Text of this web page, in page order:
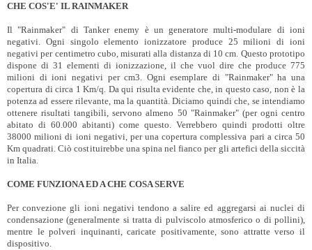
CHE COS'E' IL RAINMAKER
Il "Rainmaker" di Tanker enemy è un generatore multi-modulare di ioni
negativi. Ogni singolo elemento ionizzatore produce 25 milioni di ioni
negativi per centimetro cubo, misurati alla distanza di 10 cm. Questo prototipo
dispone di 31 elementi di ionizzazione, il che vuol dire che produce 775
milioni di ioni negativi per cm3. Ogni esemplare di "Rainmaker" ha una
copertura di circa 1 Km/q. Da qui risulta evidente che, in questo caso, non è la
potenza ad essere rilevante, ma la quantità. Diciamo quindi che, se intendiamo
ottenere risultati tangibili, servono almeno 50 "Rainmaker" (per ogni centro
abitato di 60.000 abitanti) come questo. Verrebbero quindi prodotti oltre
38000 milioni di ioni negativi, per una copertura complessiva pari a circa 50
Km quadrati. Ciò costituirebbe una spina nel fianco per gli artefici della siccità
in Italia.
COME FUNZIONA ED A CHE COSA SERVE
Per convezione gli ioni negativi tendono a salire ed aggregarsi ai nuclei di
condensazione (generalmente si tratta di pulviscolo atmosferico o di pollini),
mentre le polveri inquinanti, caricate positivamente, sono attratte verso il
dispositivo.